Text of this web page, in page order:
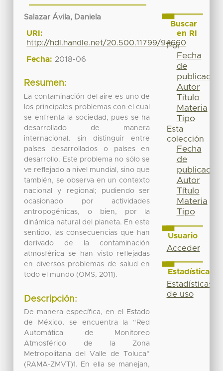
Salazar Ávila, Daniela
URI:
http://hdl.handle.net/20.500.11799/94660
Fecha: 2018-06
Resumen:
La contaminación del aire es uno de
los principales problemas con el cual
se enfrenta la sociedad, pues se ha
desarrollado de manera
internacional, sin distinguir entre
países desarrollados o países en
desarrollo. Este problema no sólo se
ve reflejado a nivel mundial, sino que
también, se observa en un contexto
nacional y regional; pudiendo ser
ocasionado por actividades
antropogénicas, o bien, por la
dinámica natural del planeta. En este
sentido, las consecuencias que han
derivado de la contaminación
atmosférica se han visto reflejadas
en diversos problemas de salud en
todo el mundo (OMS, 2011).
Descripción:
De manera específica, en el Estado
de México, se encuentra la “Red
Automática de Monitoreo
Atmosférico de la Zona
Metropolitana del Valle de Toluca”
(RAMA-ZMVT)1. En ella se manejan,
Buscar
en RI
Por
Fecha
de
publicación
Autor
Título
Materia
Tipo
Esta
colección
Fecha
de
publicación
Autor
Título
Materia
Tipo
Usuario
Acceder
Estadísticas
Estadísticas
de uso